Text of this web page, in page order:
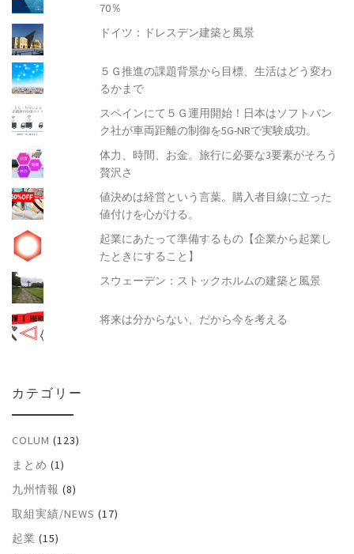
70％
ドイツ：ドレスデン建築と風景
５Ｇ推進の課題背景から目標、生活はどう変わ
るかまで
スペインにて５Ｇ運用開始！日本はソフトバン
ク社が車両距離の制御を5G-NRで実験成功。
体力、時間、お金。旅行に必要な3要素がそろう
贅沢さ
値決めは経営という言葉。購入者目線に立った
値付けを心がける。
起業にあたって準備するもの【企業から起業し
たときにすること】
スウェーデン：ストックホルムの建築と風景
将来は分からない、だから今を考える
カテゴリー
COLUM (123)
まとめ (1)
九州情報 (8)
取組実績/NEWS (17)
起業 (15)